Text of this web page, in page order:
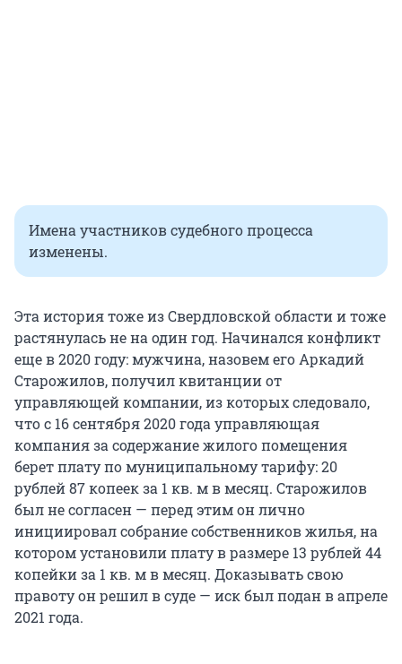
Имена участников судебного процесса
изменены.
Эта история тоже из Свердловской области и тоже
растянулась не на один год. Начинался конфликт
еще в 2020 году: мужчина, назовем его Аркадий
Старожилов, получил квитанции от
управляющей компании, из которых следовало,
что с 16 сентября 2020 года управляющая
компания за содержание жилого помещения
берет плату по муниципальному тарифу: 20
рублей 87 копеек за 1 кв. м в месяц. Старожилов
был не согласен — перед этим он лично
инициировал собрание собственников жилья, на
котором установили плату в размере 13 рублей 44
копейки за 1 кв. м в месяц. Доказывать свою
правоту он решил в суде — иск был подан в апреле
2021 года.